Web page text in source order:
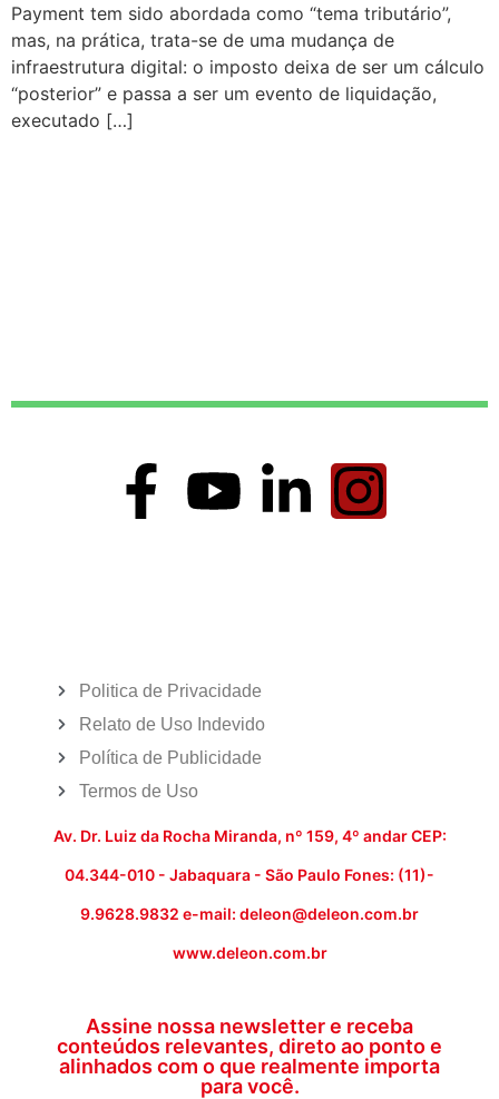
Payment tem sido abordada como “tema tributário”,
mas, na prática, trata-se de uma mudança de
infraestrutura digital: o imposto deixa de ser um cálculo
“posterior” e passa a ser um evento de liquidação,
executado […]
Politica de Privacidade
Relato de Uso Indevido
Política de Publicidade
Termos de Uso
Av. Dr. Luiz da Rocha Miranda, nº 159, 4º andar CEP:
04.344-010 - Jabaquara - São Paulo Fones: (11)-
9.9628.9832 e-mail: deleon@deleon.com.br
www.deleon.com.br
Assine nossa newsletter e receba
conteúdos relevantes, direto ao ponto e
alinhados com o que realmente importa
para você.